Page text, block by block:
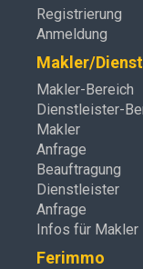
Registrierung
Anmeldung
Makler/
Makler-Bereich
Dienstleister-
Makler
Anfrage
Beauftragung
Dienstleister
Anfrage
Infos für Makler
Ferimmo